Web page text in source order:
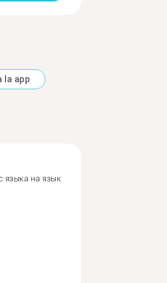
la app
языка на язык